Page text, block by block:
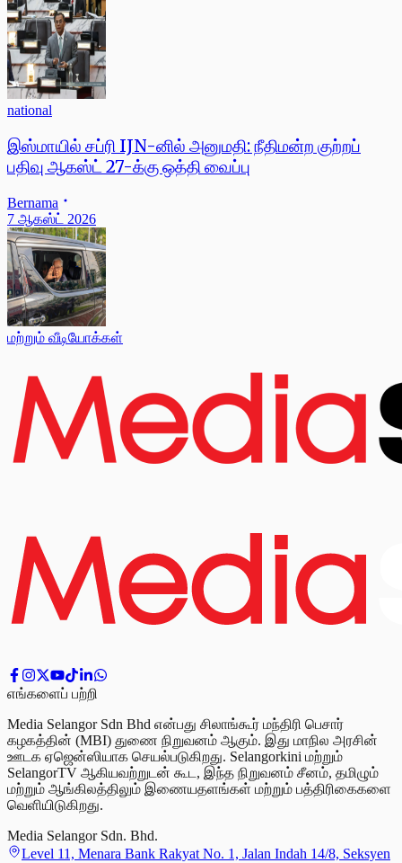
national
இஸ்மாயில் சப்ரி IJN-னில் அனுமதி: நீதிமன்ற குற்றப்
பதிவு ஆகஸ்ட் 27-க்கு ஒத்தி வைப்பு
Bernama
7 ஆகஸ்ட் 2026
மற்றும் வீடியோக்கள்
எங்களைப் பற்றி
Media Selangor Sdn Bhd என்பது சிலாங்கூர் மந்திரி பெசார்
கழகத்தின் (MBI) துணை நிறுவனம் ஆகும். இது மாநில அரசின்
ஊடக ஏஜென்ஸியாக செயல்படுகிறது. Selangorkini மற்றும்
SelangorTV ஆகியவற்றுடன் கூட, இந்த நிறுவனம் சீனம், தமிழும்
மற்றும் ஆங்கிலத்திலும் இணையதளங்கள் மற்றும் பத்திரிகைகளை
வெளியிடுகிறது.
Media Selangor Sdn. Bhd.
Level 11, Menara Bank Rakyat No. 1, Jalan Indah 14/8, Seksyen